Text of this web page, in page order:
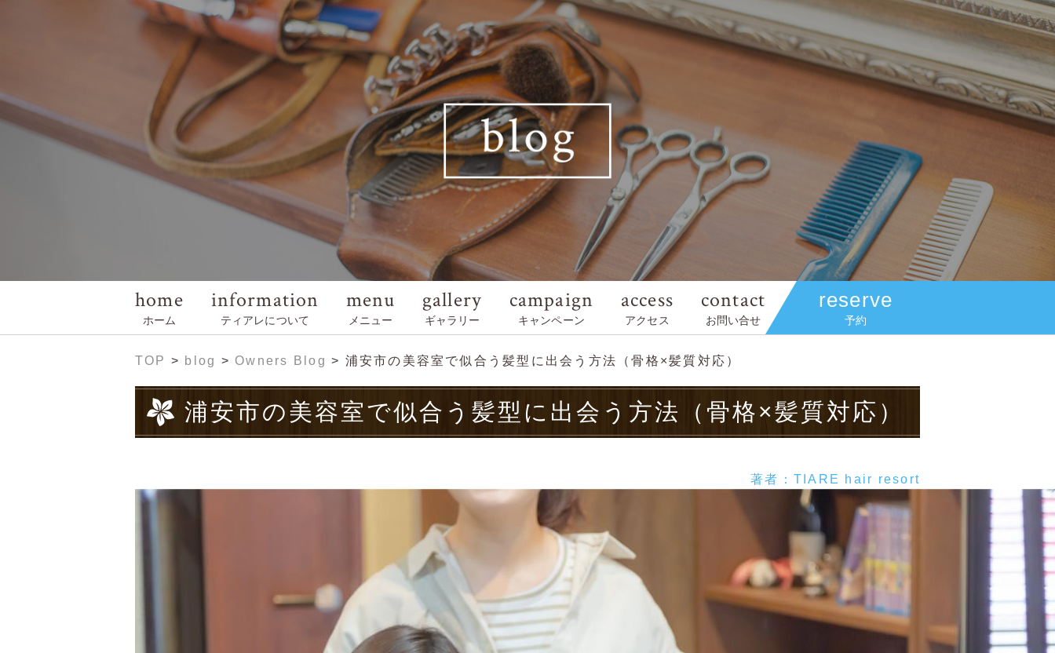
home
ホーム
information
ティアレについて
menu
メニュー
gallery
ギャラリー
campaign
キャンペーン
access
アクセス
contact
お問い合せ
reserve
予約
TOP > blog > Owners Blog > 浦安市の美容室で似合う髪型に出会う方法（骨格×髪質対応）
浦安市の美容室で似合う髪型に出会う方法（骨格×髪質対応）
著者：TIARE hair resort